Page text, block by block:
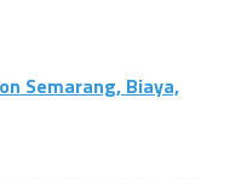
Semarang, Biaya,